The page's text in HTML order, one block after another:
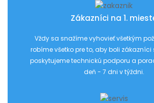
Zákazníci na 1.
Vždy sa snažíme vyhovieť všetkým
robíme všetko pre to, aby boli zákazníci
poskytujeme technickú podporu a
deň - 7 dni v týždni.